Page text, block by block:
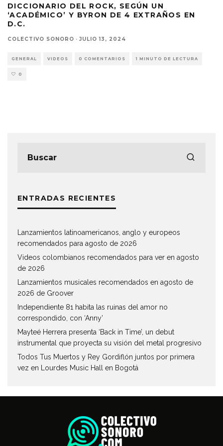
DICCIONARIO DEL ROCK, SEGÚN UN
‘ACADÉMICO’ Y BYRON DE 4 EXTRAÑOS EN
D.C.
COLECTIVO SONORO · JULIO 13, 2024
GENERAL VIDEOS 0 COMENTARIOS 1 MINUTO DE LECTURA
0
ENTRADAS RECIENTES
Lanzamientos latinoamericanos, anglo y europeos
recomendados para agosto de 2026
Videos colombianos recomendados para ver en agosto
de 2026
Lanzamientos musicales recomendados en agosto de
2026 de Groover
Independiente 81 habita las ruinas del amor no
correspondido, con ‘Anny’
Mayteé Herrera presenta ‘Back in Time’, un debut
instrumental que proyecta su visión del metal progresivo
Todos Tus Muertos y Rey Gordiflón juntos por primera
vez en Lourdes Music Hall en Bogotá